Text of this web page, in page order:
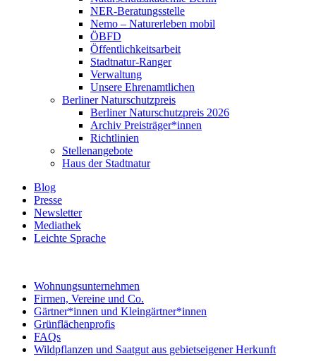
NER-Beratungsstelle
Nemo – Naturerleben mobil
ÖBFD
Öffentlichkeitsarbeit
Stadtnatur-Ranger
Verwaltung
Unsere Ehrenamtlichen
Berliner Naturschutzpreis
Berliner Naturschutzpreis 2026
Archiv Preisträger*innen
Richtlinien
Stellenangebote
Haus der Stadtnatur
Blog
Presse
Newsletter
Mediathek
Leichte Sprache
Wohnungsunternehmen
Firmen, Vereine und Co.
Gärtner*innen und Kleingärtner*innen
Grünflächenprofis
FAQs
Wildpflanzen und Saatgut aus gebietseigener Herkunft